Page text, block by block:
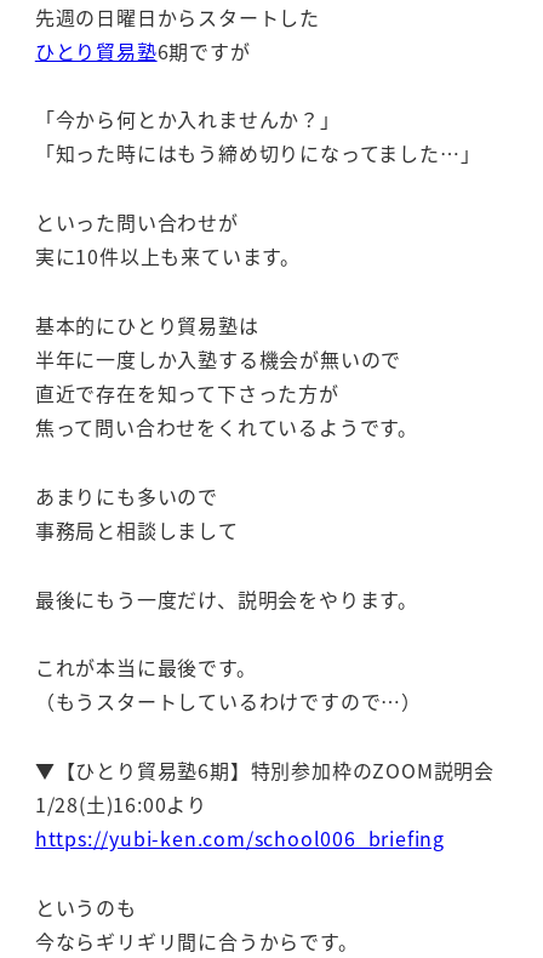
先週の日曜日からスタートした
ひとり貿易塾6期ですが
「今から何とか入れませんか？」
「知った時にはもう締め切りになってました…」
といった問い合わせが
実に10件以上も来ています。
基本的にひとり貿易塾は
半年に一度しか入塾する機会が無いので
直近で存在を知って下さった方が
焦って問い合わせをくれているようです。
あまりにも多いので
事務局と相談しまして
最後にもう一度だけ、説明会をやります。
これが本当に最後です。
（もうスタートしているわけですので…）
▼【ひとり貿易塾6期】特別参加枠のZOOM説明会
1/28(土)16:00より
https://yubi-ken.com/school006_briefing
というのも
今ならギリギリ間に合うからです。